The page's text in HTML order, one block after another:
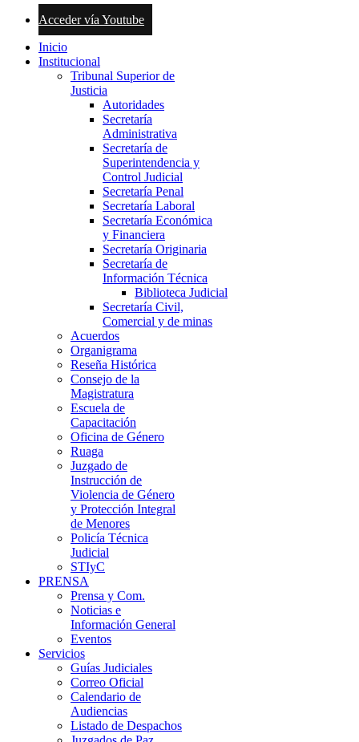
Acceder vía Youtube
Inicio
Institucional
Tribunal Superior de
Justicia
Autoridades
Secretaría
Administrativa
Secretaría de
Superintendencia y
Control Judicial
Secretaría Penal
Secretaría Laboral
Secretaría Económica
y Financiera
Secretaría Originaria
Secretaría de
Información Técnica
Biblioteca Judicial
Secretaría Civil,
Comercial y de minas
Acuerdos
Organigrama
Reseña Histórica
Consejo de la
Magistratura
Escuela de
Capacitación
Oficina de Género
Ruaga
Juzgado de
Instrucción de
Violencia de Género
y Protección Integral
de Menores
Policía Técnica
Judicial
STIyC
PRENSA
Prensa y Com.
Noticias e
Información General
Eventos
Servicios
Guías Judiciales
Correo Oficial
Calendario de
Audiencias
Listado de Despachos